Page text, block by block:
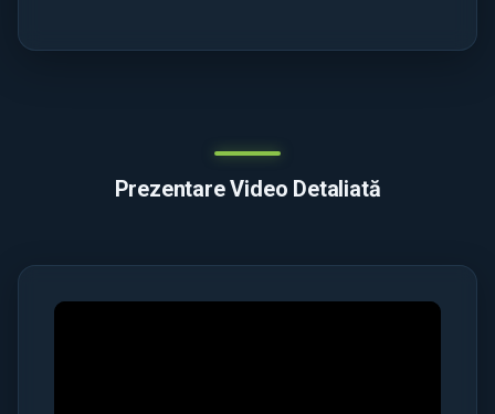
Prezentare Video Detaliată